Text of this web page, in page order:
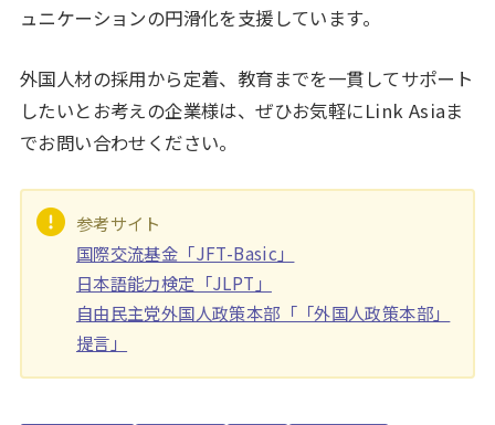
ュニケーションの円滑化を支援しています。
外国人材の採用から定着、教育までを一貫してサポート
したいとお考えの企業様は、ぜひお気軽にLink Asiaま
でお問い合わせください。
参考サイト
国際交流基金「JFT-Basic」
日本語能力検定「JLPT」
自由民主党外国人政策本部「「外国人政策本部」
提言」